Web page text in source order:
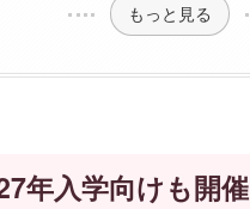
もっと見る
年入学向けも開催